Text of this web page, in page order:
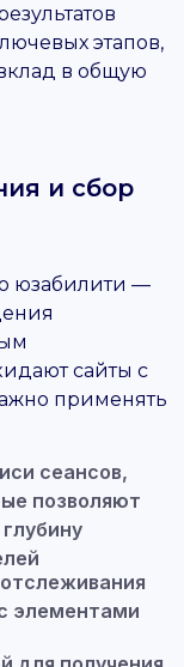
этапов,
в общую
и сбор
юзабилити —
сайты с
применять
сеансов,
позволяют
элементами